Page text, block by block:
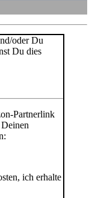
oder Du
Du dies
Partnerlink
ich erhalte